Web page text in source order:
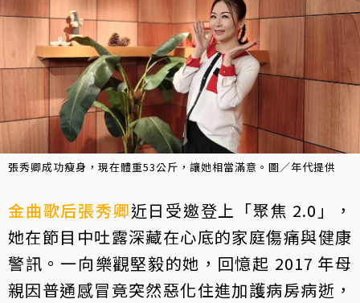
張秀卿成功瘦身，現在體重53公斤，讓她相當滿意。圖／年代提供
金曲歌后張秀卿近日受邀登上「聚焦 2.0」，
她在節目中吐露深藏在心底的家庭傷痛與健康
警訊。一向樂觀堅毅的她，回憶起 2017 年母
親因普通感冒竟突然惡化住進加護病房病逝，